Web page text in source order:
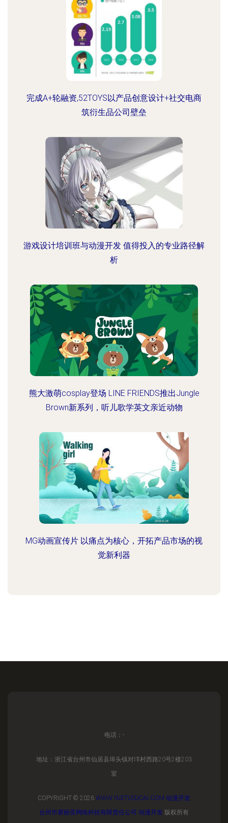
完成A+轮融资,52TOYS以产品创意设计+社交电商
筑衍生品公司壁垒
游戏设计培训班与动漫开发 值得投入的专业路径解
析
熊大激萌cosplay登场 LINE FRIENDS推出Jungle
Brown新系列，听儿歌学英文亲近动物
MG动画宣传片 以痛点为核心，开拓产品市场的视
觉新利器
电话：-
地址：浙江省台州市仙居县埠头镇对垟村西路20号2楼203
室
COPYRIGHT © 2026 WWW.YUETUSUCAI.COM 动漫开发
台州市赛丽亚网络科技有限责任公司 动漫开发 版权所有